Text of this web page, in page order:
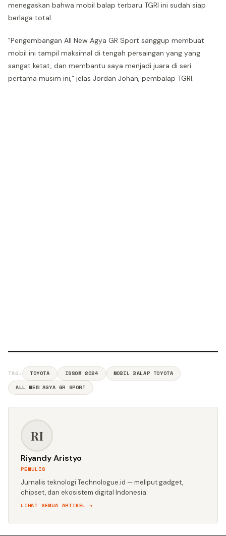
menegaskan bahwa mobil balap terbaru TGRI ini sudah siap
berlaga total.
"Pengembangan All New Agya GR Sport sanggup membuat
mobil ini tampil maksimal di tengah persaingan yang yang
sangat ketat, dan membantu saya menjadi juara di seri
pertama musim ini,” jelas Jordan Johan, pembalap TGRI.
TAG: TOYOTA ISSOM 2024
MOBIL BALAP TOYOTA
ALL NEW AGYA GR SPORT
RI
Riyandy Aristyo
PENULIS
Jurnalis teknologi Technologue.id — meliput gadget,
chipset, dan ekosistem digital Indonesia.
LIHAT SEMUA ARTIKEL →